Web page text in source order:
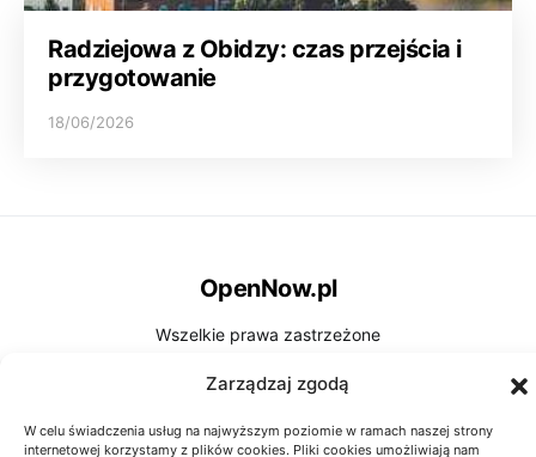
Zarządzaj zgodą
W celu świadczenia usług na najwyższym poziomie w ramach naszej strony
internetowej korzystamy z plików cookies. Pliki cookies umożliwiają nam
Radziejowa z Obidzy: czas przejścia i
przygotowanie
18/06/2026
OpenNow.pl
Wszelkie prawa zastrzeżone